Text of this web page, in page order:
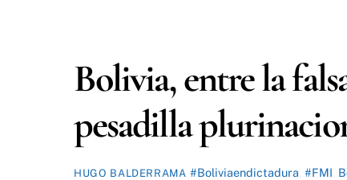
Bolivia, entre la
pesadilla
HUGO BALDERRAMA #Boliviaendictadura #FMI